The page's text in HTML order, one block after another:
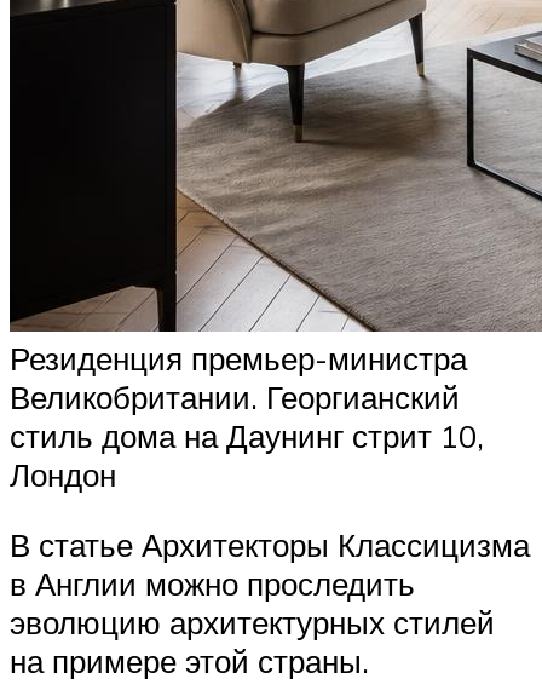
Резиденция премьер-министра
Великобритании. Георгианский
стиль дома на Даунинг стрит 10,
Лондон
В статье Архитекторы Классицизма
в Англии можно проследить
эволюцию архитектурных стилей
на примере этой страны.